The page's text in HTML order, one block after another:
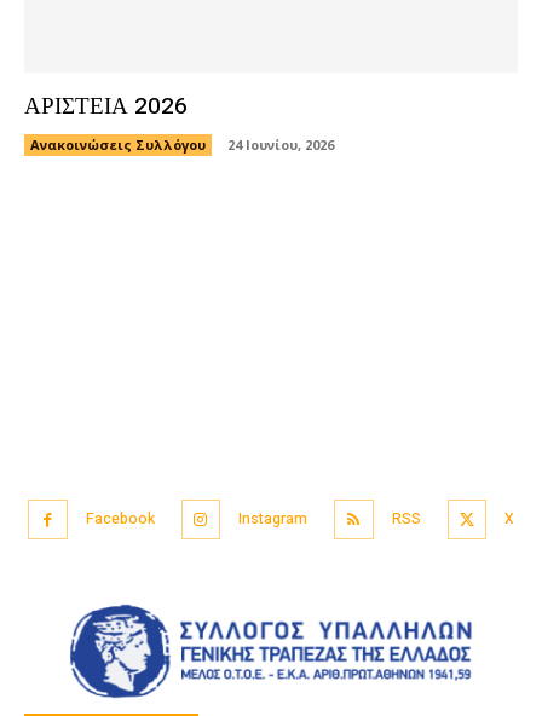
ΑΡΙΣΤΕΙΑ 2026
Ανακοινώσεις Συλλόγου 24 Ιουνίου, 2026
Facebook Instagram RSS X